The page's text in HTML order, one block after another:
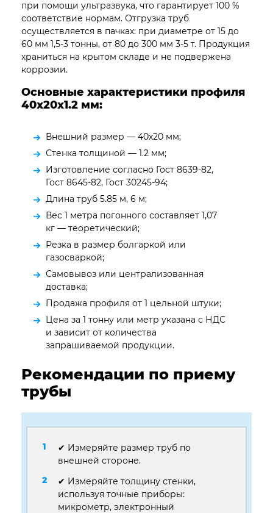
при помощи ультразвука, что гарантирует 100 %
соответствие нормам. Отгрузка труб
осуществляется в пачках: при диаметре от 15 до
60 мм 1,5-3 тонны, от 80 до 300 мм 3-5 т. Продукция
храниться на крытом складе и не подвержена
коррозии.
Основные характеристики профиля
40х20х1.2 мм:
Внешний размер — 40х20 мм;
Стенка толщиной — 1.2 мм;
Изготовление согласно Гост 8639-82,
Гост 8645-82, Гост 30245-94;
Длина труб 5.85 м, 6 м;
Вес 1 метра погонного составляет 1,07
кг — теоретический;
Резка в размер болгаркой или
газосваркой;
Самовывоз или централизованная
доставка;
Продажа профиля от 1 цельной штуки;
Цена за 1 тонну или метр указана с НДС
и зависит от количества
запрашиваемой продукции.
Рекомендации по приему
трубы
✔ Измеряйте размер труб по
внешней стороне.
✔ Измеряйте толщину стенки,
используя точные приборы:
микрометр, электронный